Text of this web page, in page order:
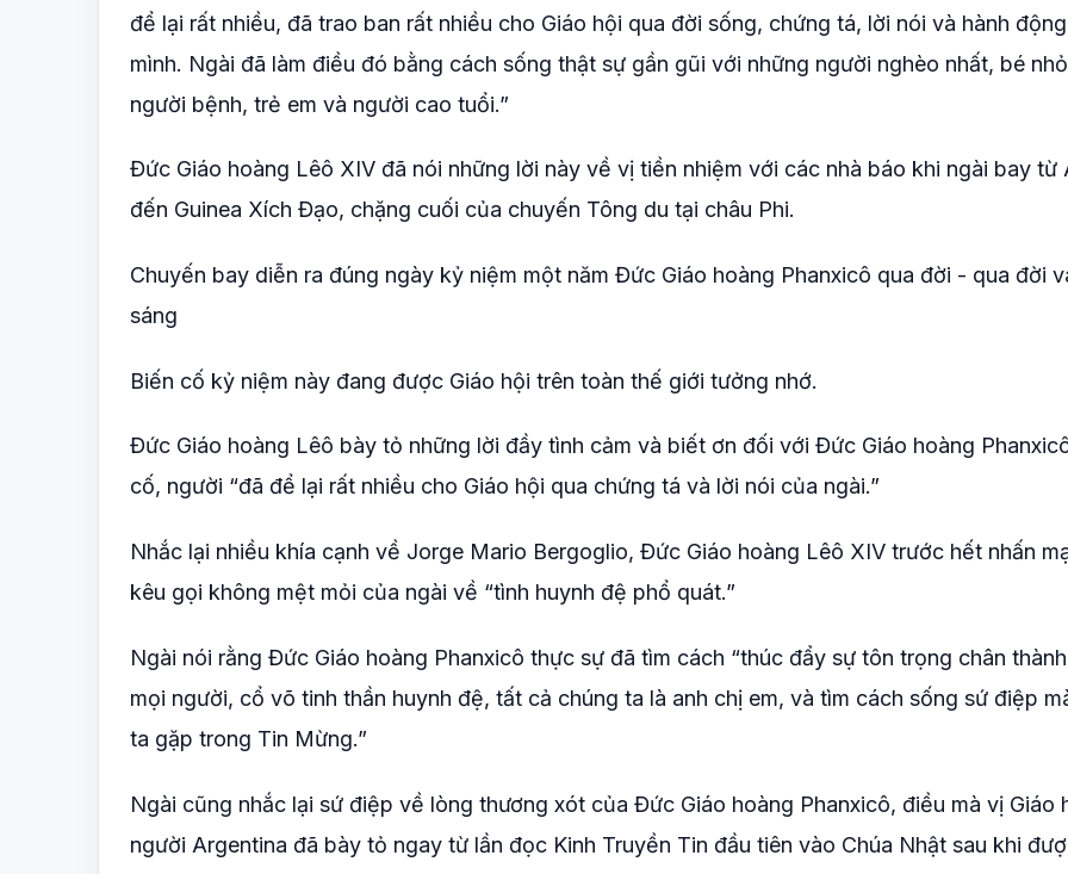
để lại rất nhiều, đã trao ban rất nhiều cho Giáo hội qua đời sống, chứng tá, lời nói và hành
mình. Ngài đã làm điều đó bằng cách sống thật sự gần gũi với những người nghèo nhất, bé
người bệnh, trẻ em và người cao tuổi.”
Đức Giáo hoàng Lêô XIV đã nói những lời này về vị tiền nhiệm với các nhà báo khi ngài bay từ
đến Guinea Xích Đạo, chặng cuối của chuyến Tông du tại châu Phi.
Chuyến bay diễn ra đúng ngày kỷ niệm một năm Đức Giáo hoàng Phanxicô qua đời - qua đời
sáng
Biến cố kỷ niệm này đang được Giáo hội trên toàn thế giới tưởng nhớ.
Đức Giáo hoàng Lêô bày tỏ những lời đầy tình cảm và biết ơn đối với Đức Giáo hoàng
cố, người “đã để lại rất nhiều cho Giáo hội qua chứng tá và lời nói của ngài.”
Nhắc lại nhiều khía cạnh về Jorge Mario Bergoglio, Đức Giáo hoàng Lêô XIV trước hết nhấn
kêu gọi không mệt mỏi của ngài về “tình huynh đệ phổ quát.”
Ngài nói rằng Đức Giáo hoàng Phanxicô thực sự đã tìm cách “thúc đẩy sự tôn trọng chân
mọi người, cổ võ tinh thần huynh đệ, tất cả chúng ta là anh chị em, và tìm cách sống sứ điệp
ta gặp trong Tin Mừng.”
Ngài cũng nhắc lại sứ điệp về lòng thương xót của Đức Giáo hoàng Phanxicô, điều mà vị Giáo
người Argentina đã bày tỏ ngay từ lần đọc Kinh Truyền Tin đầu tiên vào Chúa Nhật sau khi